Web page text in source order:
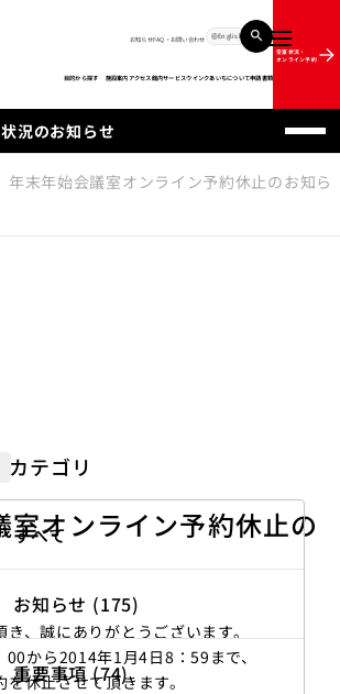
メニュー
お知らせFAQ・お問い合わせ English
目的から探す 施設案内アクセス館内サービスウインクあいちについて申請書類
空室状況・
オンライン予約
況のお知らせ
年末年始会議室オンライン予約休止のお知ら
室オンライン予約休止の
、誠にありがとうございます。
から2014年1月4日8：59まで、
休止させて頂きます。
カテゴリ
すべて
お知らせ (175)
重要事項 (74)